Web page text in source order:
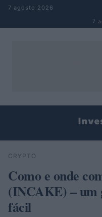
Pular para o conteúdo
7 agosto 2026
7
Buscar
CRYPTO
Como e onde
(INCAKE) – um
fácil